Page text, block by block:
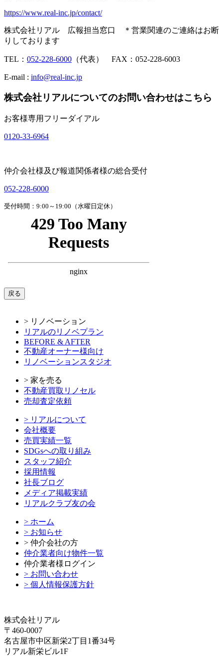
https://www.real-inc.jp/contact/
株式会社リアル 広報担当窓口 ＊営業関連のご連絡はお断
りしております
TEL： 052-228-6000 （代表） FAX：052-228-6003
E-mail : info@real-inc.jp
株式会社リアルについてのお問い合わせはこちら
お客様専用フリーダイアル
0120-33-6964
仲介会社様及び報道関係者様の総合受付
052-228-6000
受付時間：9:00～19:00（水曜日定休）
戻る
> リノベーション
リアルのリノベプラン
BEFORE & AFTER
不動産オーナー様向け
リノベーションスタジオ
> 家を売る
不動産買取リノセル
売却査定依頼
> リアルについて
会社概要
売買実績一覧
SDGsへの取り組み
スタッフ紹介
採用情報
社長ブログ
メディア掲載実績
リアルクラブ友の会
> ホーム
> お知らせ
> 仲介会社の方
仲介業者向け物件一覧
仲介業者様ログイン
> お問い合わせ
> 個人情報保護方針
株式会社リアル
〒460-0007
名古屋市中区新栄2丁目1番34号
リアル新栄ビル1F